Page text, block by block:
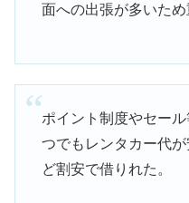
面への出張が多いため
ポイント制度やセー
つでもレンタカー代
ど割安で借りれた。